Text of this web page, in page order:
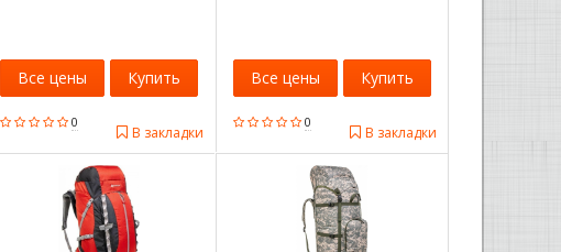
0
В закладки
Все цены Купить
0
В закладки
Все цены Купить